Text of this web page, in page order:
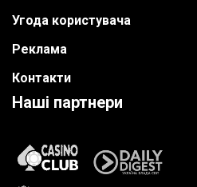
Угода користувача
Реклама
Контакти
Наші партнери